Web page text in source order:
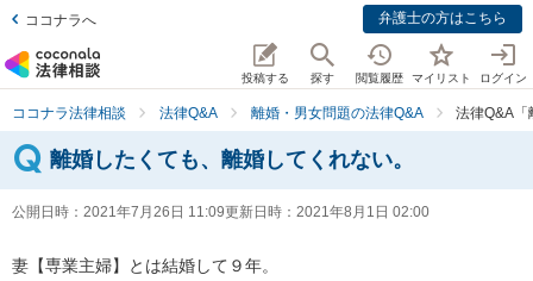
ココナラへ 弁護士の方はこちら
投稿する 探す 閲覧履歴 マイリスト ログイン
ココナラ法律相談 法律Q&A 離婚・男女問題の法律Q&A 法律Q&A「
離婚したくても、離婚してくれない。
公開日時： 2021年7月26日 11:09更新日時： 2021年8月1日 02:00
妻【専業主婦】とは結婚して９年。